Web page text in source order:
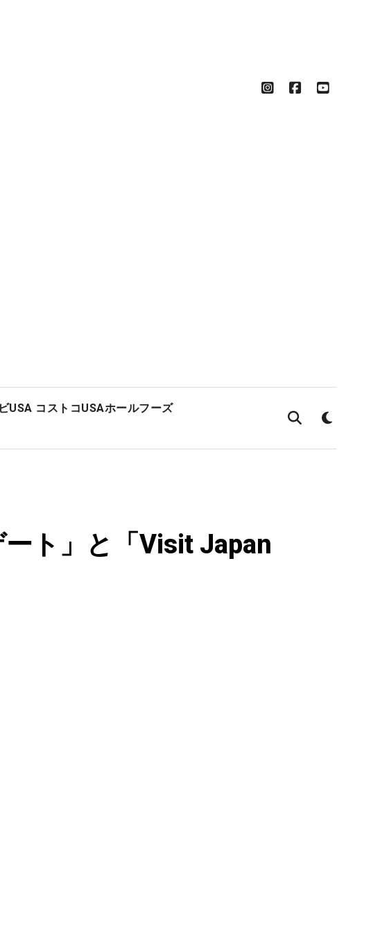
USA コストコUSAホールフーズ
ト」と「Visit Japan